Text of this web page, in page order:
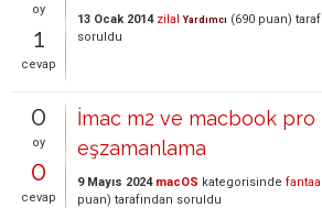
oy
1
cevap
13 Ocak 2014 zilal Yardımcı (690 puan)
soruldu
0
oy
0
cevap
İmac m2 ve macbook pro
eşzamanlama
9 Mayıs 2024 macOS kategorisinde fantaa
puan) tarafından soruldu